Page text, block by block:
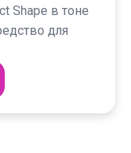
Shape в тоне
для